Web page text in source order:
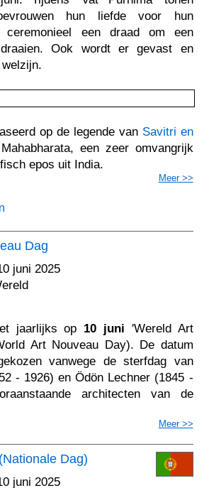
hun liefde voor hun
ceremonieel een draad om een
Ook wordt er gevast en
op de legende van Savitri en
een zeer omvangrijk
epos uit India.
Meer >>
Dag
juni 2025
jaarlijks op 10 juni 'Wereld Art
Art Nouveau Day). De datum
vanwege de sterfdag van
- 1926) en Ödön Lechner (1845 -
architecten van de
Meer >>
Dag)
juni 2025